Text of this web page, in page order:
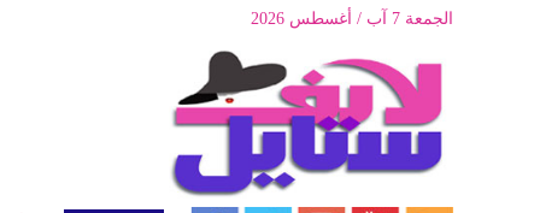
الجمعة 7 آب / أغسطس 2026